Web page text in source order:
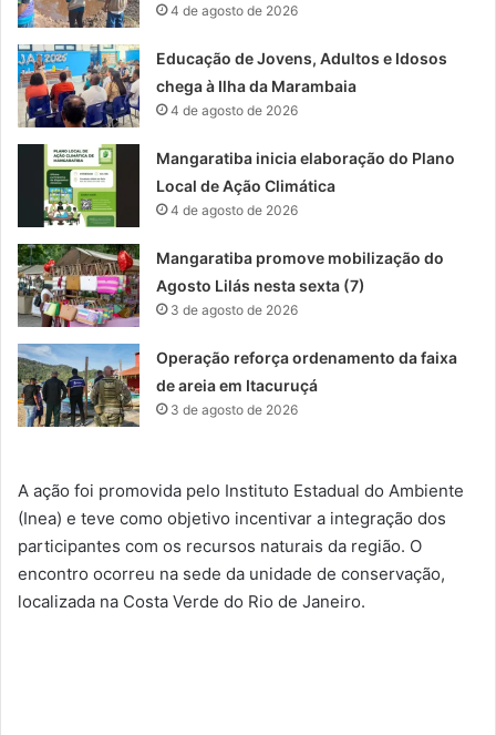
4 de agosto de 2026
Educação de Jovens, Adultos e Idosos
chega à Ilha da Marambaia
4 de agosto de 2026
Mangaratiba inicia elaboração do Plano
Local de Ação Climática
4 de agosto de 2026
Mangaratiba promove mobilização do
Agosto Lilás nesta sexta (7)
3 de agosto de 2026
Operação reforça ordenamento da faixa
de areia em Itacuruçá
3 de agosto de 2026
A ação foi promovida pelo Instituto Estadual do Ambiente
(Inea) e teve como objetivo incentivar a integração dos
participantes com os recursos naturais da região. O
encontro ocorreu na sede da unidade de conservação,
localizada na Costa Verde do Rio de Janeiro.